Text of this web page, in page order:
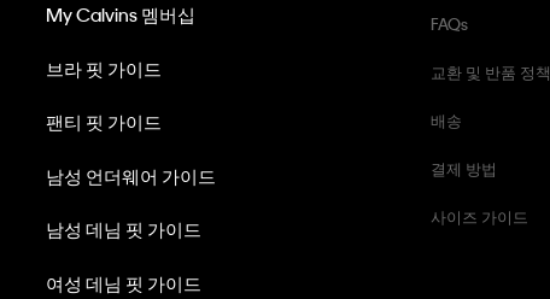
FAQs
교환 및 반품 정책
배송
결제 방법
사이즈 가이드
My Calvins 멤버십
브라 핏 가이드
팬티 핏 가이드
남성 언더웨어 가이드
남성 데님 핏 가이드
여성 데님 핏 가이드